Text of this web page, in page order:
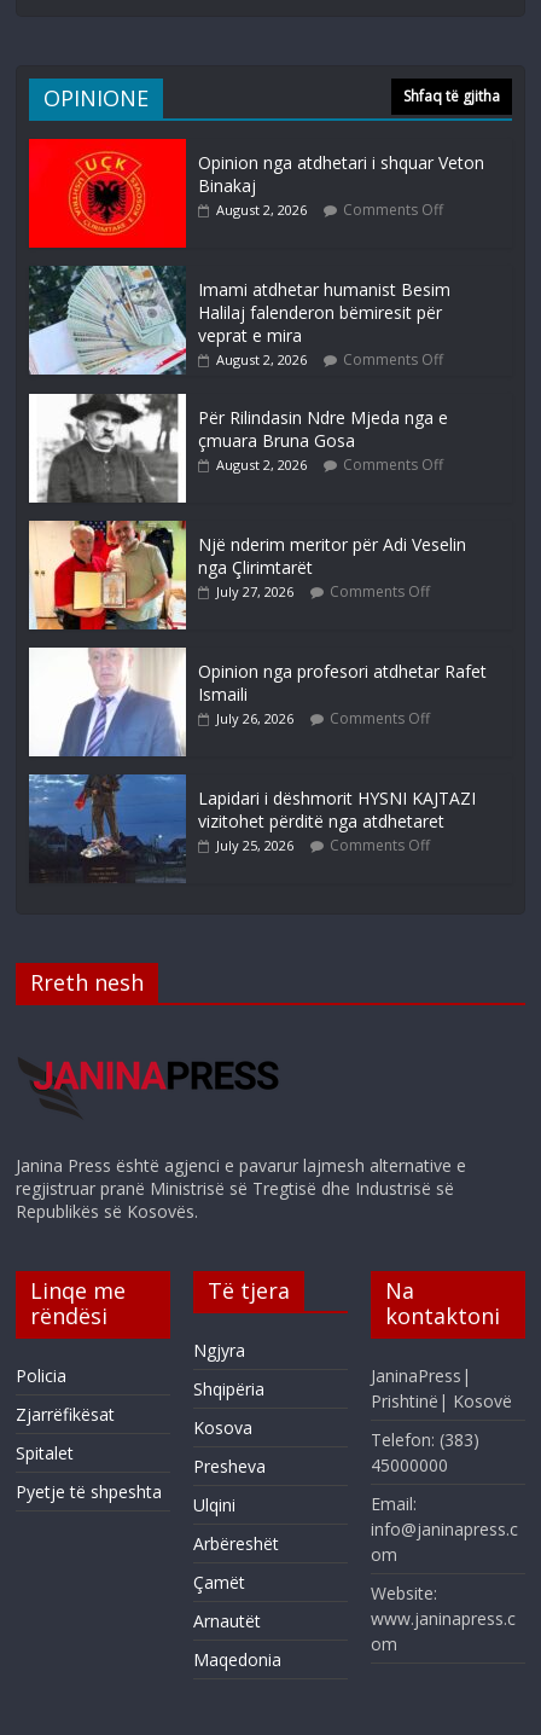
OPINIONE Shfaq të gjitha
Opinion nga atdhetari i shquar Veton
Binakaj
August 2, 2026 Comments Off
Imami atdhetar humanist Besim
Halilaj falenderon bëmiresit për
veprat e mira
August 2, 2026 Comments Off
Për Rilindasin Ndre Mjeda nga e
çmuara Bruna Gosa
August 2, 2026 Comments Off
Një nderim meritor për Adi Veselin
nga Çlirimtarët
July 27, 2026 Comments Off
Opinion nga profesori atdhetar Rafet
Ismaili
July 26, 2026 Comments Off
Lapidari i dëshmorit HYSNI KAJTAZI
vizitohet përditë nga atdhetaret
July 25, 2026 Comments Off
Rreth nesh
Janina Press është agjenci e pavarur lajmesh alternative e
regjistruar pranë Ministrisë së Tregtisë dhe Industrisë së
Republikës së Kosovës.
Linqe me
rëndësi
Policia
Zjarrëfikësat
Spitalet
Pyetje të shpeshta
Të tjera
Ngjyra
Shqipëria
Kosova
Presheva
Ulqini
Arbëreshët
Çamët
Arnautët
Maqedonia
Na
kontaktoni
JaninaPress|
Prishtinë| Kosovë
Telefon: (383)
45000000
Email:
info@janinapress.c
om
Website:
www.janinapress.c
om